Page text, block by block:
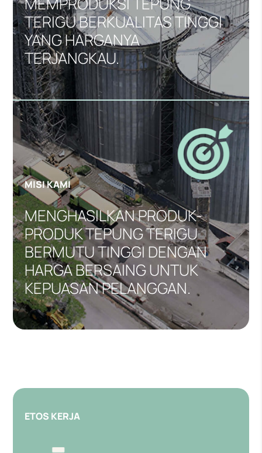
TERIGU BERKUALITAS TINGGI
YANG HARGANYA
TERJANGKAU.
MISI KAMI
MENGHASILKAN PRODUK-
PRODUK TEPUNG TERIGU
BERMUTU TINGGI DENGAN
HARGA BERSAING UNTUK
KEPUASAN PELANGGAN.
ETOS KERJA